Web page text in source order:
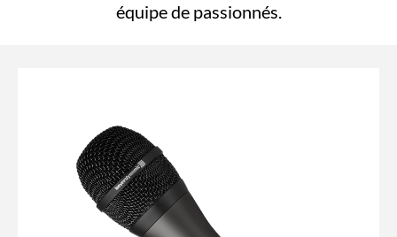
équipe de passionnés.